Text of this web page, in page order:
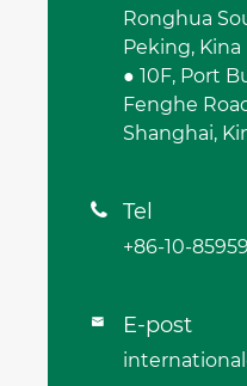
Ronghua
Peking, Kina
● 10F, Port
Fenghe
Shanghai,
 Tel
+86-10-
 E-post